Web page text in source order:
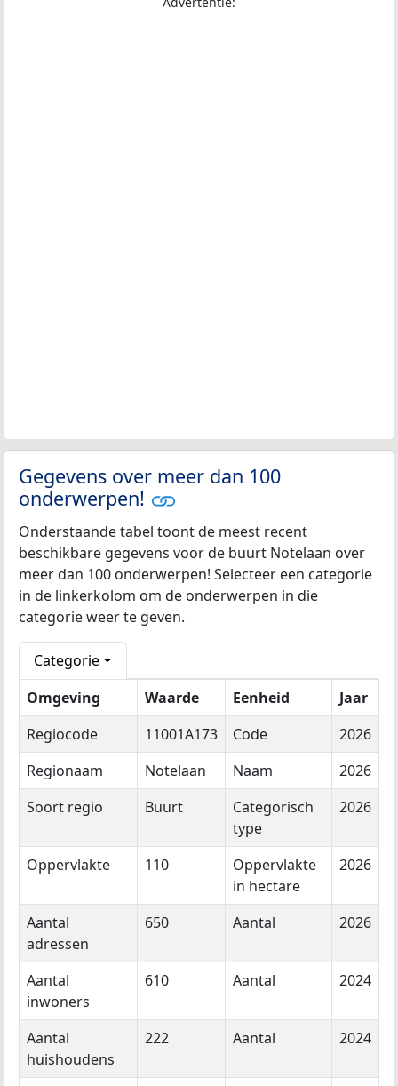
Gegevens over meer dan 100
onderwerpen!
Onderstaande tabel toont de meest recent
beschikbare gegevens voor de buurt Notelaan over
meer dan 100 onderwerpen! Selecteer een categorie
in de linkerkolom om de onderwerpen in die
categorie weer te geven.
Categorie
Omgeving
Waarde Eenheid
Jaar
Regiocode
11001A173 Code
2026
Regionaam
Notelaan Naam
2026
Soort regio
Buurt
Categorisch
type
2026
Oppervlakte 110
Oppervlakte
in hectare
2026
Aantal
adressen
650 Aantal 2026
Aantal
inwoners
610 Aantal 2024
Aantal
huishoudens
222 Aantal 2024